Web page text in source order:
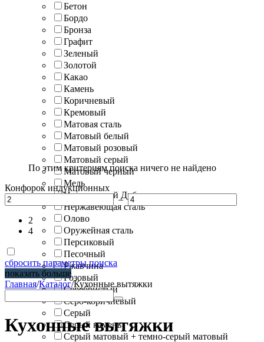
Бетон
Бордо
Бронза
Графит
Зеленый
Золотой
Какао
Камень
Коричневый
Кремовый
Матовая сталь
Матовый белый
Матовый розовый
Матовый серый
Матовый черный
Медь
Натуральный Дуб
Нержавеющая сталь
Олово
Оружейная сталь
Персиковый
Песочный
Ржавчина
Розовый
Серебристый
Серо-коричневый
Серый
Серый камень
Серый матовый + темно-серый матовый
По этим критериям поиска ничего не найдено
Конфорок индукционных
–
2
4
сбросить параметры поиска
показать больше
Главная/Каталог/Кухонные вытяжки
Кухонные вытяжки